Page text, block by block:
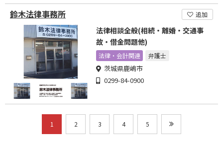
鈴木法律事務所 追加
法律相談全般(相続・離婚・交通事
故・借金問題他)
法律・会計関連 弁護士
茨城県鹿嶋市
0299-84-0900
1 2 3 4 5